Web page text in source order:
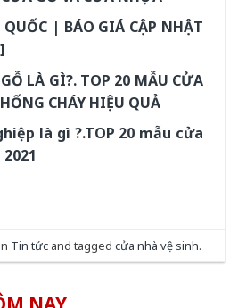
QUỐC | BÁO GIÁ CẬP NHẬT
LÀ GÌ?. TOP 20 MẪU CỬA
CHÁY HIỆU QUẢ
là gì ?.TOP 20 mẫu cửa
Tin tức and tagged cửa nhà vệ sinh.